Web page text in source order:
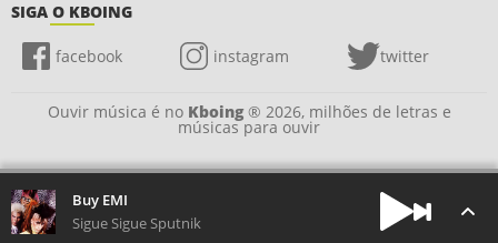
SIGA O KBOING
facebook instagram twitter
Ouvir música é no Kboing® 2026, milhões de letras e
músicas para ouvir
Buy EMI
Sigue Sigue Sputnik